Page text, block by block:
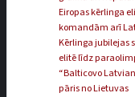
Eiropas kērlinga
komandām arī
Kērlinga jubilejas
elitē līdz
“Balticovo
pāris no Lietuvas